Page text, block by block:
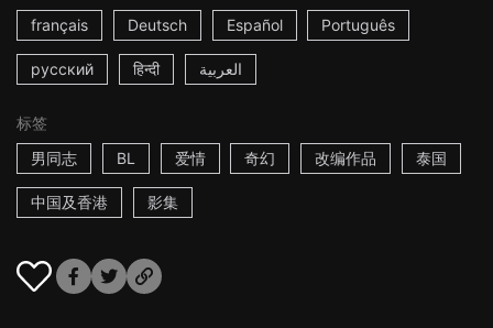
français Deutsch Español Português
русский हिन्दी العربية
标签
男同志
BL 爱情 奇幻 改编作品 泰国
中国及香港 影集